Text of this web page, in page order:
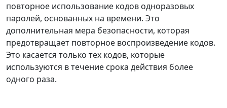
повторное использование кодов одноразовых
паролей, основанных на времени. Это
дополнительная мера безопасности, которая
предотвращает повторное воспроизведение кодов.
Это касается только тех кодов, которые
используются в течение срока действия более
одного раза.